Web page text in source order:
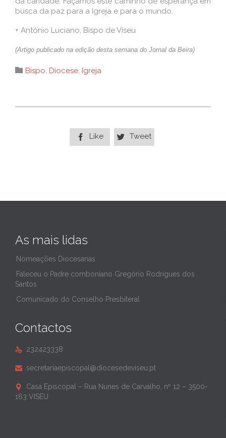
busca da paz para a Igreja e para o mundo.
+ António Luciano, Bispo de Viseu
(Artigo publicado na edição desta semana do Jornal da Beira)
 Category
Bispo, Diocese, Igreja
 Like  Tweet
As mais lidas
Nomeações Diocesanas
Faleceu o Padre comboniano Gregório Rodrigues dos
Santos
Comunicado do Conselho Presbiteral
Contactos
 232423338
 secretariaepiscopal@diocesedeviseu.pt

Casa Episcopal – Rua Nunes de Carvalho, nº 12 – 3500-
163 VISEU